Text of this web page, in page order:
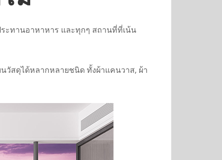
ะทานอาหาหาร และทุกๆ สถานที่ที่เน้น
วัสดุได้หลากหลายชนิด ทั้งผ้าแคนวาส, ผ้า